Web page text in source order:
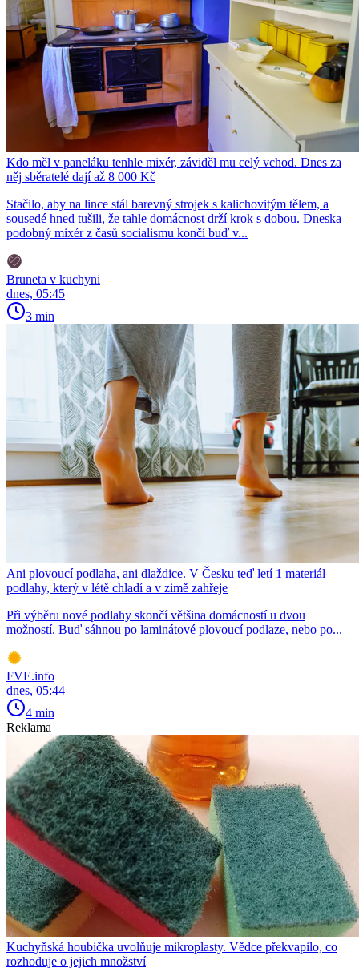
Kdo měl v paneláku tenhle mixér, záviděl mu celý vchod. Dnes za
něj sběratelé dají až 8 000 Kč
Stačilo, aby na lince stál barevný strojek s kalichovitým tělem, a
sousedé hned tušili, že tahle domácnost drží krok s dobou. Dneska
podobný mixér z časů socialismu končí buď v...
Bruneta v kuchyni
dnes, 05:45
3 min
Ani plovoucí podlaha, ani dlaždice. V Česku teď letí 1 materiál
podlahy, který v létě chladí a v zimě zahřeje
Při výběru nové podlahy skončí většina domácností u dvou
možností. Buď sáhnou po laminátové plovoucí podlaze, nebo po...
FVE.info
dnes, 05:44
4 min
Reklama
Kuchyňská houbička uvolňuje mikroplasty. Vědce překvapilo, co
rozhoduje o jejich množství